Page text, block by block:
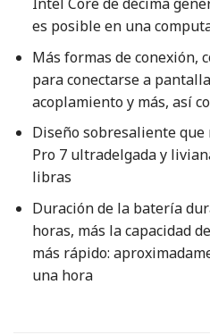
es posible en una
Más formas de conexión,
para conectarse a
acoplamiento y más, así
Diseño sobresaliente que
Pro 7 ultradelgada y
libras
Duración de la batería
horas, más la capacidad
más rápido:
una hora